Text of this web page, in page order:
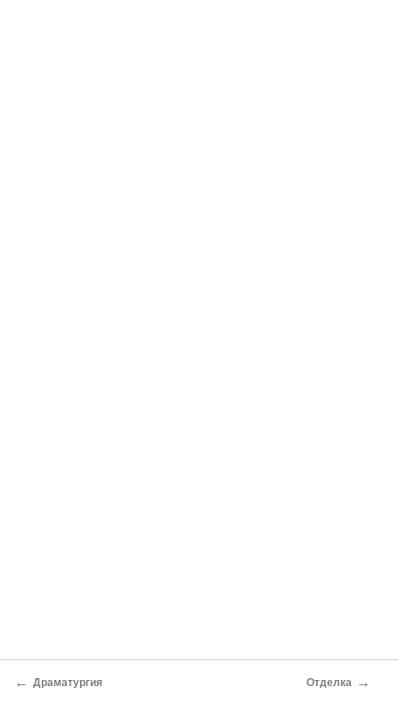
← Драматургия Отделка →